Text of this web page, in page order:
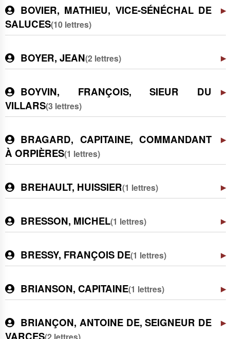
BOVIER, MATHIEU, VICE-SÉNÉCHAL DE
SALUCES(10 lettres)
BOYER, JEAN(2 lettres)
BOYVIN, FRANÇOIS, SIEUR DU
VILLARS(3 lettres)
BRAGARD, CAPITAINE, COMMANDANT
À ORPIÈRES(1 lettres)
BREHAULT, HUISSIER(1 lettres)
BRESSON, MICHEL(1 lettres)
BRESSY, FRANÇOIS DE(1 lettres)
BRIANSON, CAPITAINE(1 lettres)
BRIANÇON, ANTOINE DE, SEIGNEUR DE
VARCES